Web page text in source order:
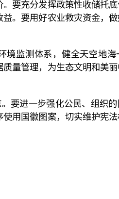
要充分发挥政策性收储托
。要用好农业救灾资金，做
境监测体系，健全天空地海
量管理，为生态文明和美
要进一步强化公民、组织
用国徽图案，切实维护宪